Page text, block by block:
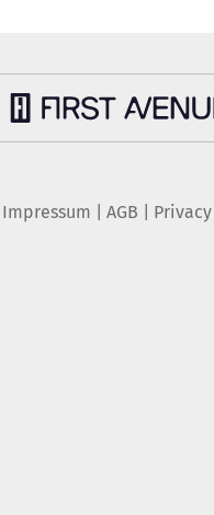
Impressum AGB